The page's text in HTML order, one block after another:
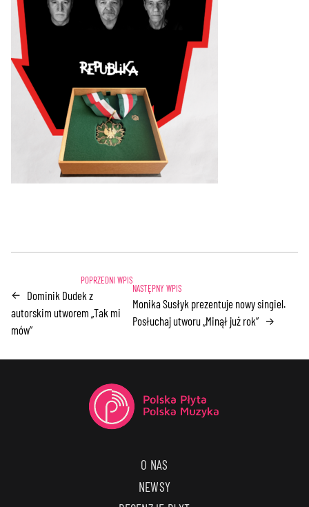
← Dominik Dudek z
autorskim utworem „Tak mi
mów”
Monika Susłyk prezentuje nowy singiel.
Posłuchaj utworu „Minął już rok” →
O NAS
NEWSY